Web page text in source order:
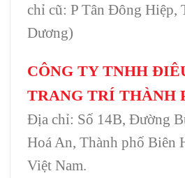
chỉ cũ: P Tân Đông Hiệp,
Dương)
CÔNG TY TNHH
TRANG TRÍ THÀNH
Địa chỉ: Số 14B, Đường
Hoá An, Thành phố Biên
Việt Nam.